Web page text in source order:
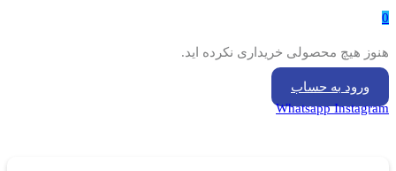
0
هنوز هیچ محصولی خریداری نکرده اید.
ورود به حساب
Whatsapp Instagram